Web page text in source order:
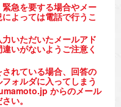
急を要する場合やメー
よっては電話で行うこ
いただいたメールアド
いがないようご注意く
れている場合、回答の
ォルダに入ってしまう
からのメール
い。